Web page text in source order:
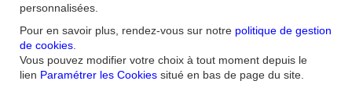
Nous contacter
Nos offres du moment
Parrainage
Fortuneo sur votre mobile
Accessibilité : non
Sécurité
Nos formulaires
personnalisées.
Pour en savoir plus, rendez-vous sur notre politique de gestion
de cookies
Vous pouvez modifier votre choix à tout moment depuis le
lien Paramétrer les Cookies situé en bas de page du site.